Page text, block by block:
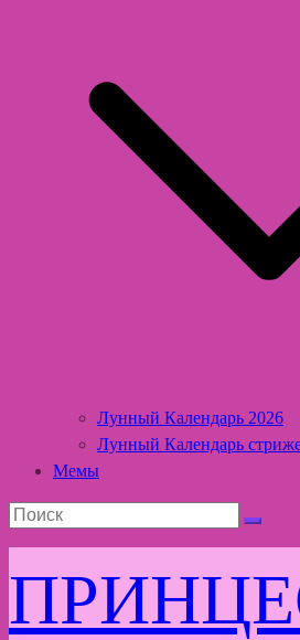
Лунный Календарь 2026
Лунный Календарь
Мемы